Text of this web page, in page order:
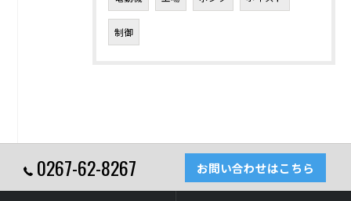
制御
0267-62-8267 お問い合わせはこちら